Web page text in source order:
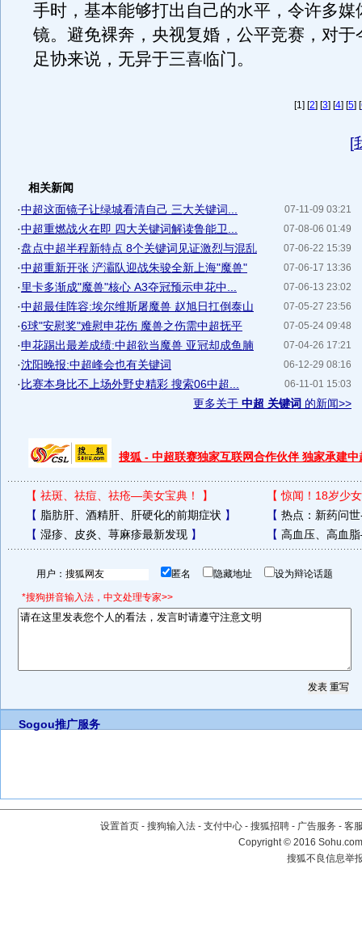
手时，基本能够打出自己的水平，令许多媒
镜。避免裸奔，央视复婚，公平竞赛，对于
足协来说，无异于三喜临门。
[1] [2] [3] [4] [5] [
[
相关新闻
07-11-09 03:21
·中超这面镜子让绿城看清自己 三大关键词...
07-08-06 01:49
·中超重燃战火在即 四大关键词解读鲁能卫...
07-06-22 15:39
·盘点中超半程新特点 8个关键词见证激烈与混乱
07-06-17 13:36
·中超重新开张 浐灞队迎战朱骏全新上海"魔兽"
07-06-13 23:02
·里卡多渐成"魔兽"核心 A3夺冠预示申花中...
07-05-27 23:56
·中超最佳阵容:埃尔维斯屠魔兽 赵旭日扛倒泰山
07-05-24 09:48
·6球"安慰奖"难慰申花伤 魔兽之伤需中超抚平
07-04-26 17:21
·申花踢出最差成绩:中超欲当魔兽 亚冠却成鱼腩
06-12-29 08:16
·沈阳晚报:中超峰会也有关键词
06-11-01 15:03
· 比赛本身比不上场外野史精彩 搜索06中超...
更多关于 中超 关键词 的新闻>>
搜狐 - 中超联赛独家互联网合作伙伴 独家承建中
【 祛斑、祛痘、祛疮—美女宝典！ 】 【惊闻！18岁少
【 脂肪肝、酒精肝、肝硬化的前期症状 】 【 热点：新药问
【 湿疹、皮炎、荨麻疹最新发现】 【 高血压、高血
用户： 匿名 隐藏地址 设为辩论话题
*搜狗拼音输入法，中文处理专家>>
Sogou推广服务
设置首页 - 搜狗输入法 - 支付中心 - 搜狐招聘 - 广告服务 - 客
Copyright©2016
搜狐不良信息举